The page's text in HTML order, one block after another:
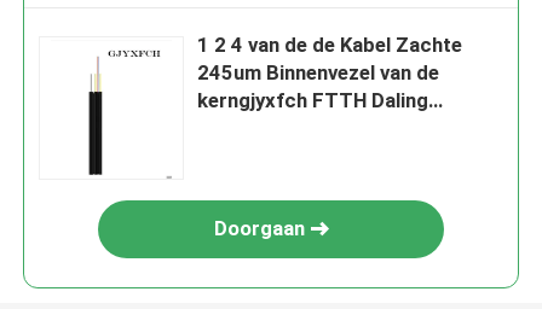
1 2 4 van de de Kabel Zachte
245um Binnenvezel van de
kerngjyxfch FTTH Daling
Doorgaan